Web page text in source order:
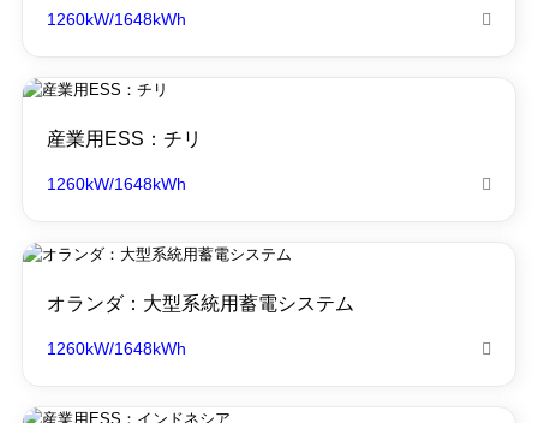
1260kW/1648kWh 
産業用ESS：チリ
1260kW/1648kWh 
オランダ：大型系統用蓄電システム
1260kW/1648kWh 